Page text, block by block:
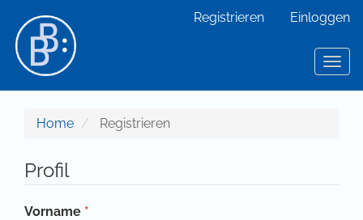
Hauptinhalt
Sidebar
Registrieren Einloggen
Home Registrieren
Profil
Vorname *